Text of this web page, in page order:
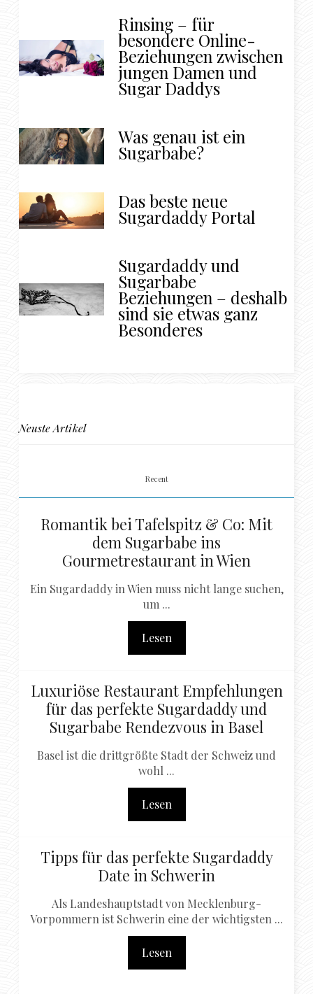
Rinsing – für
besondere Online-
Beziehungen zwischen
jungen Damen und
Sugar Daddys
Was genau ist ein
Sugarbabe?
Das beste neue
Sugardaddy Portal
Sugardaddy und
Sugarbabe
Beziehungen – deshalb
sind sie etwas ganz
Besonderes
Neuste Artikel
Recent
Romantik bei Tafelspitz & Co: Mit
dem Sugarbabe ins
Gourmetrestaurant in Wien
Ein Sugardaddy in Wien muss nicht lange suchen,
um ...
Lesen
Luxuriöse Restaurant Empfehlungen
für das perfekte Sugardaddy und
Sugarbabe Rendezvous in Basel
Basel ist die drittgrößte Stadt der Schweiz und
wohl ...
Lesen
Tipps für das perfekte Sugardaddy
Date in Schwerin
Als Landeshauptstadt von Mecklenburg-
Vorpommern ist Schwerin eine der wichtigsten ...
Lesen